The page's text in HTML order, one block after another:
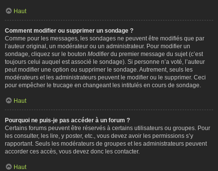
Haut
Comment modifier ou supprimer un sondage ?
Comme pour les messages, les sondages ne peuvent être modifiés que par
l’auteur original, un modérateur ou un administrateur. Pour modifier un
sondage, cliquez sur le bouton Modifierdu premier message du sujet (c’est
toujours celui auquel est associé le sondage). Si personne n’a voté, l’auteur
peut modifier une option ou supprimer le sondage. Autrement, seuls les
modérateurs et les administrateurs peuvent le modifier ou le supprimer. Ceci
pour empêcher le trucage en changeant les intitulés en cours de sondage.
Haut
Pourquoi ne puis-je pas accéder à un forum ?
Certains forums peuvent être réservés à certains utilisateurs ou groupes. Pour
les consulter, les lire, y poster, etc., vous devez avoir les permissions s’y
rapportant. Seuls les modérateurs de groupes et les administrateurs peuvent
accorder ces accès, vous devez donc les contacter.
Haut